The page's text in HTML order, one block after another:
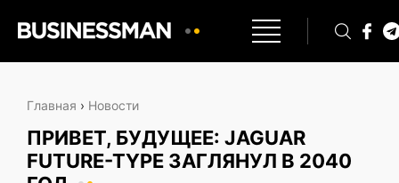
Главная › Новости
ПРИВЕТ, БУДУЩЕЕ: JAGUAR
FUTURE-TYPE ЗАГЛЯНУЛ В 2040